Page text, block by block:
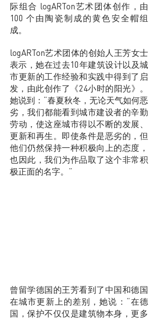
际组合 logARTon艺术团体创作，由
100 个由陶瓷制成的黄色安全帽组
成。
logARTon艺术团体的创始人王芳女士
表示，她在过去10年建筑设计以及城
市更新的工作经验和实践中得到了启
发，由此创作了《24小时的阳光》。
她说到：“春夏秋冬，无论天气如何恶
劣，我们都能看到城市建设者的辛勤
劳动，使这座城市得以不断的发展、
更新和再生。即使条件是恶劣的，但
他们仍然保持一种积极向上的态度，
也因此，我们为作品取了这个非常积
极正面的名字。”
曾留学德国的王芳看到了中国和德国
在城市更新上的差别，她说：“在德
国，保护不仅仅是建筑物本身，更多